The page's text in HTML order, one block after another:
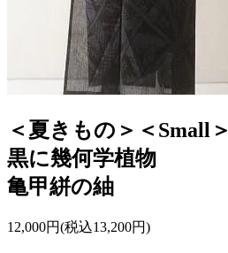
＜夏きもの＞＜Small＞
黒に幾何学植物
亀甲絣の紬
12,000円(税込13,200円)